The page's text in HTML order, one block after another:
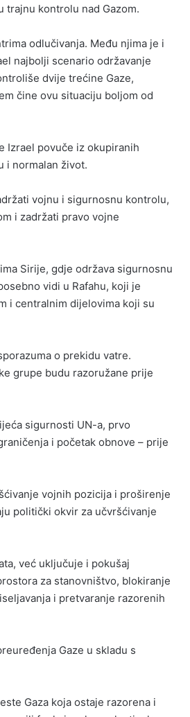
kontrolu nad Gazom.
odlučivanja. Među njima je i
najbolji scenario održavanje
dvije trećine Gaze,
čine ovu situaciju boljom od
Izrael povuče iz okupiranih
i normalan život.
vojnu i sigurnosnu kontrolu,
i zadržati pravo vojne
Sirije, gdje održava sigurnosnu
vidi u Rafahu, koji je
i centralnim dijelovima koji su
o prekidu vatre.
grupe budu razoružane prije
sigurnosti UN-a, prvo
i početak obnove – prije
vojnih pozicija i proširenje
politički okvir za učvršćivanje
već uključuje i pokušaj
za stanovništvo, blokiranje
i pretvaranje razorenih
Gaze u skladu s
Gaza koja ostaje razorena i